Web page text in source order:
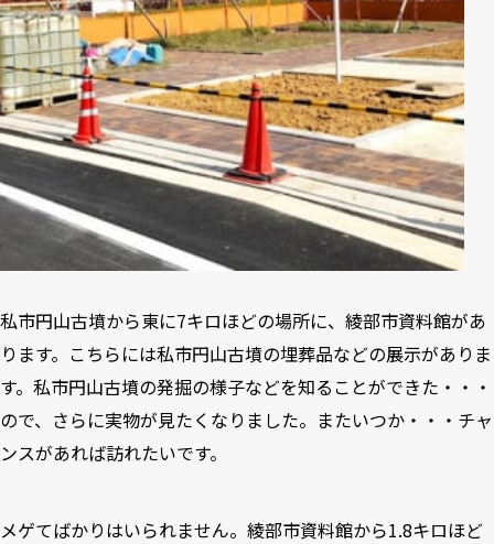
私市円山古墳から東に7キロほどの場所に、綾部市資料館があ
ります。こちらには私市円山古墳の埋葬品などの展示がありま
す。私市円山古墳の発掘の様子などを知ることができた・・・
ので、さらに実物が見たくなりました。またいつか・・・チャ
ンスがあれば訪れたいです。
メゲてばかりはいられません。綾部市資料館から1.8キロほど